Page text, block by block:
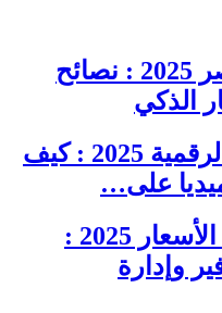
العقارات في مصر 2025 : نصائح
الذكي
الصحة النفسية الرقمية 2025 : كيف
على…
الاقتصاد وارتفاع الأسعار 2025 :
وإدارة